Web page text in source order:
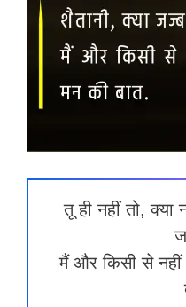
तू ही नहीं तो, क्या
मैं और किसी से